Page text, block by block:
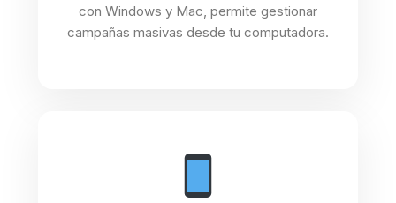
con Windows y Mac, permite gestionar
campañas masivas desde tu computadora.